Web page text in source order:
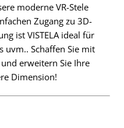
moderne VR-Stele
Zugang zu 3D-
ist VISTELA ideal für
uvm.. Schaffen Sie mit
und erweitern Sie Ihre
Dimension!